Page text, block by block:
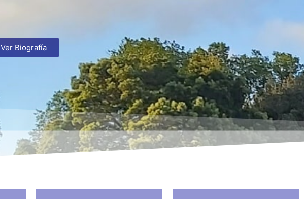
Ver Biografía